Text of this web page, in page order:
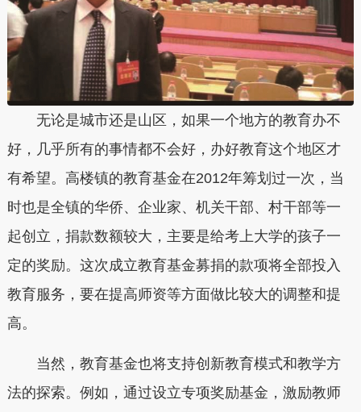
无论是城市还是山区，如果一个地方的教育办不
好，几乎所有的事情都不会好，办好教育这个地区才
有希望。高楼镇的教育基金在2012年筹划过一次，当
时也是全镇的华侨、企业家、机关干部、村干部等一
起创立，捐款数额较大，主要是给考上大学的孩子一
定的奖励。这次成立教育基金募捐的款项将全部投入
教育服务，要在提高师资等方面做比较大的调整和提
高。
当然，教育基金也将支持创新教育模式和教学方
法的探索。例如，通过设立专项奖励基金，激励教师